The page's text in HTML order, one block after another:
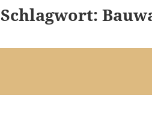
Schlagwort: